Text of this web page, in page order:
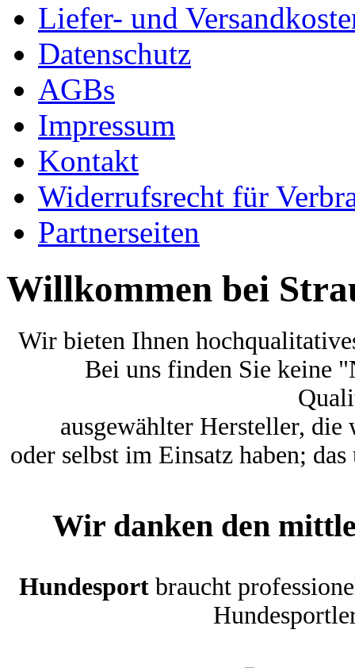
Liefer- und
Datenschutz
AGBs
Impressum
Kontakt
Widerrufsrecht für
Partnerseiten
Willkommen bei
Wir bieten Ihnen
Bei uns finden Sie keine
ausgewählter Hersteller, die
oder selbst im Einsatz haben;
Wir danken den
Hundesport braucht